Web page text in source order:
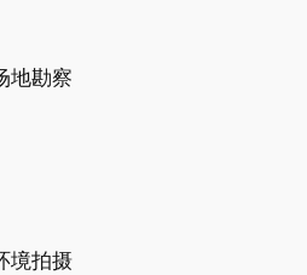
地勘察
境拍摄